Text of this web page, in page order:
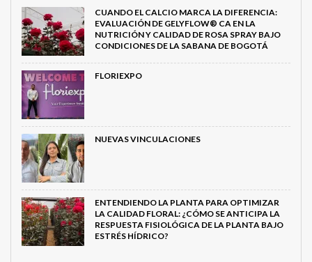
CUANDO EL CALCIO MARCA LA DIFERENCIA:
EVALUACIÓN DE GELYFLOW® CA EN LA
NUTRICIÓN Y CALIDAD DE ROSA SPRAY BAJO
CONDICIONES DE LA SABANA DE BOGOTÁ
FLORIEXPO
NUEVAS VINCULACIONES
ENTENDIENDO LA PLANTA PARA OPTIMIZAR
LA CALIDAD FLORAL: ¿CÓMO SE ANTICIPA LA
RESPUESTA FISIOLÓGICA DE LA PLANTA BAJO
ESTRÉS HÍDRICO?